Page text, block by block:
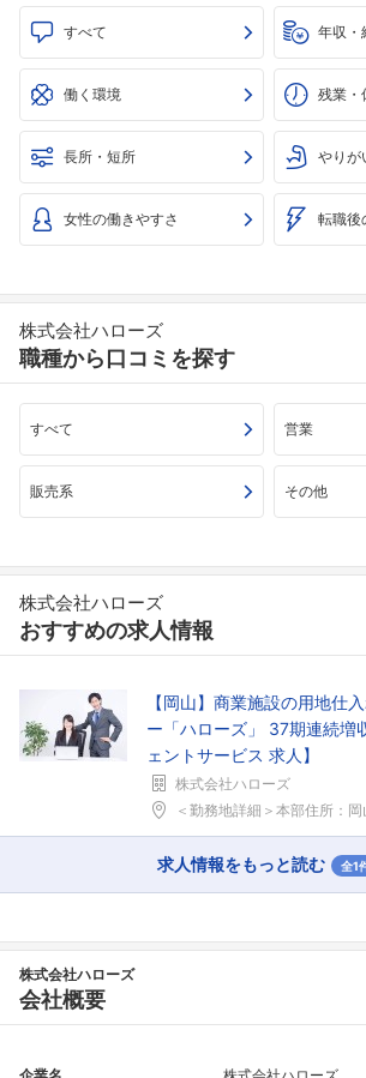
すべて 年収・
働く環境 残業・
長所・短所 やりが
女性の働きやすさ 転職後
株式会社ハローズ
職種から口コミを探す
すべて 営業
販売系 その他
株式会社ハローズ
おすすめの求人情報
【岡山】商業施設の用地仕
ー「ハローズ」 37期連続増
ェントサービス 求人】
株式会社ハローズ
＜勤務地詳細＞本部住所：岡山県
求人情報をもっと読む 全1
株式会社ハローズ
会社概要